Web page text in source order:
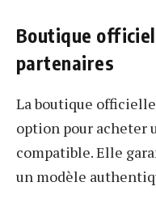
Boutique
partenaires
La boutique
option pour acheter
compatible. Elle
un modèle